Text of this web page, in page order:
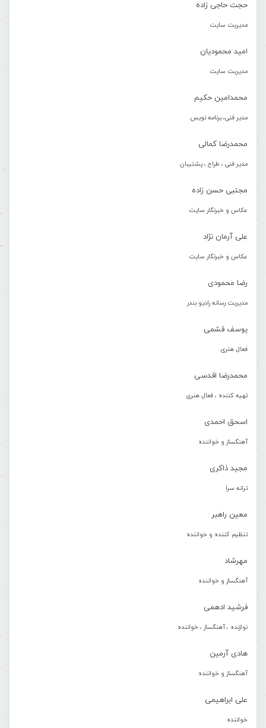
حجت حاجی زاده
مدیریت سایت
امید محمودیان
مدیریت سایت
محمدامین حکیم
مدیر فنی، برنامه نویس
محمدرضا کمالی
مدیر فنی ، طراح ، پشتیبان
مجتبی حسن زاده
عکاس و خبرنگار سایت
علی آرمان نژاد
عکاس و خبرنگار سایت
رضا محمودی
مدیریت رسانه رادیو بندر
یوسف قشمی
فعال هنری
محمدرضا اقدسی
تهیه کننده ، فعال هنری
اسحق احمدی
آهنگساز و خواننده
مجید ذاکری
ترانه سرا
معین راهبر
تنظیم کننده و خواننده
مهرشاد
آهنگساز و خواننده
فرشید ادهمی
نوازنده ، آهنگساز ، خواننده
هادی آرمین
آهنگساز و خواننده
علی ابراهیمی
خواننده